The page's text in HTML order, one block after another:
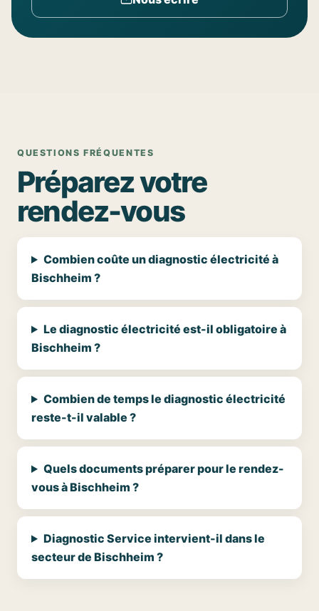
QUESTIONS FRÉQUENTES
Préparez votre
rendez-vous
Combien coûte un diagnostic électricité à
Bischheim ?
Le diagnostic électricité est-il obligatoire à
Bischheim ?
Combien de temps le diagnostic électricité
reste-t-il valable ?
Quels documents préparer pour le rendez-
vous à Bischheim ?
Diagnostic Service intervient-il dans le
secteur de Bischheim ?